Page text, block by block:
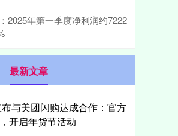
2025年第一季度净利润约7222
最新文章
与美团闪购达成合作：官方
开启年货节活动